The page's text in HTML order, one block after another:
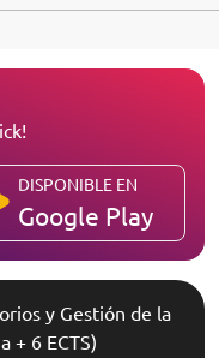
DISPONIBLE EN
Google Play
y Gestión de la
+ 6 ECTS)